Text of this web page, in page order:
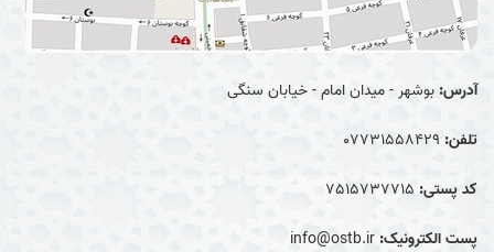
آدرس: بوشهر - میدان امام - خیابان سنگی
تلفن: 07731558429
کد پستی: 7515737715
پست الکترونیک: info@ostb.ir